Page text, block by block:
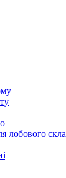
лобового скла